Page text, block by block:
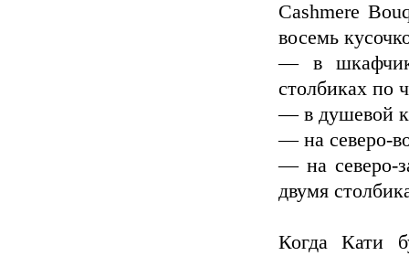
Cashmere
восемь
— в
столбиках по
— в душевой
— на северо-
— на северо-
двумя
Когда Кати